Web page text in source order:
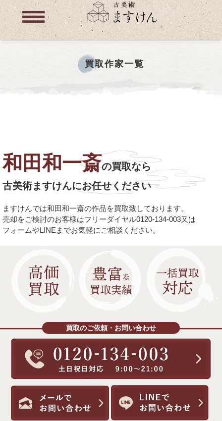
買取作家一覧
和田和一斎の買取なら
古美術ますけんにお任せください
ますけんでは和田和一斎の作品を買取致しております。
売却をご検討のお客様はフリーダイヤル0120-134-003又は
フォームやLINEまでお気軽にご相談ください。
買取のご依頼・お問い合わせ